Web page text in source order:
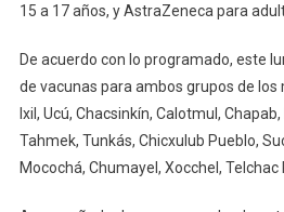
Para
Adultos
Mayores
En
15 a 17 años, y AstraZeneca para
De acuerdo con lo programado, este
de vacunas para ambos grupos de los
Ixil, Ucú, Chacsinkín, Calotmul,
Tahmek, Tunkás, Chicxulub Pueblo,
Mocochá, Chumayel, Xocchel, Telchac